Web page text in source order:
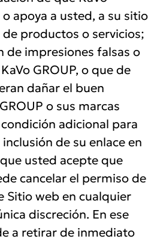
apoya a usted, a su sitio
productos o servicios;
de impresiones falsas o
GROUP, o que de
dañar el buen
o sus marcas
adicional para
de su enlace en
usted acepte que
cancelar el permiso de
Sitio web en cualquier
discreción. En ese
a retirar de inmediato